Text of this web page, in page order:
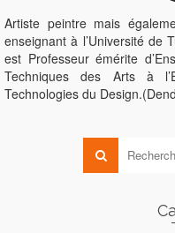
Artiste peintre mais
enseignant à l’Université de
est Professeur émérite
Techniques des Arts à
Technologies du